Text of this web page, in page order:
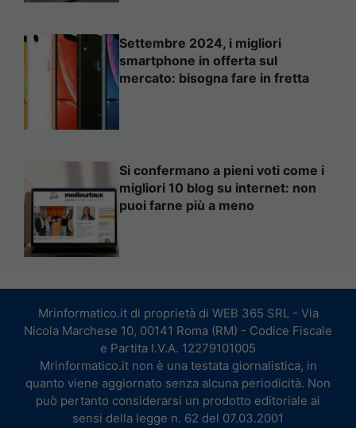
Settembre 2024, i migliori
smartphone in offerta sul
mercato: bisogna fare in fretta
Si confermano a pieni voti come i
migliori 10 blog su internet: non
puoi farne più a meno
Mrinformatico.it di proprietà di WEB 365 SRL - Via
Nicola Marchese 10, 00141 Roma (RM) - Codice Fiscale
e Partita I.V.A. 12279101005
Mrinformatico.it non è una testata giornalistica, in
quanto viene aggiornato senza alcuna periodicità. Non
può pertanto considerarsi un prodotto editoriale ai
sensi della legge n. 62 del 07.03.2001